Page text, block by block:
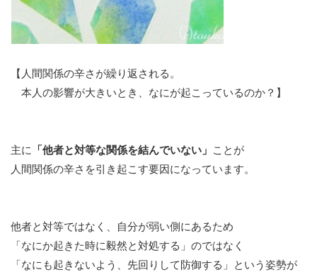
【人間関係の辛さが繰り返される。
本人の影響が大きいとき、なにが起こっているのか？】
主に 「他者と対等な関係を結んでいない」 ことが
人間関係の辛さを引き起こす要因になっています。
他者と対等ではなく、自分が弱い側にあるため
「なにか起きた時に毅然と対処する」のではなく
「なにも起きないよう、先回りして防御する」という姿勢が